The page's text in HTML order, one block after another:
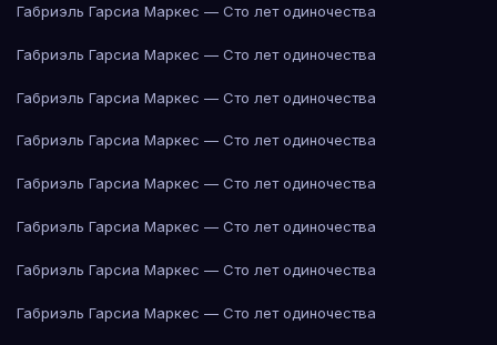
Габриэль Гарсиа Маркес — Сто лет одиночества
Габриэль Гарсиа Маркес — Сто лет одиночества
Габриэль Гарсиа Маркес — Сто лет одиночества
Габриэль Гарсиа Маркес — Сто лет одиночества
Габриэль Гарсиа Маркес — Сто лет одиночества
Габриэль Гарсиа Маркес — Сто лет одиночества
Габриэль Гарсиа Маркес — Сто лет одиночества
Габриэль Гарсиа Маркес — Сто лет одиночества